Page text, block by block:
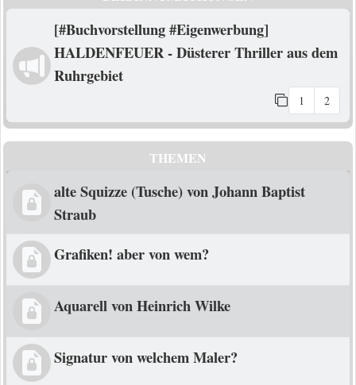
[#Buchvorstellung #Eigenwerbung]
HALDENFEUER - Düsterer Thriller aus dem
Ruhrgebiet
1 2
THEMEN
alte Squizze (Tusche) von Johann Baptist
Straub
Grafiken! aber von wem?
Aquarell von Heinrich Wilke
Signatur von welchem Maler?